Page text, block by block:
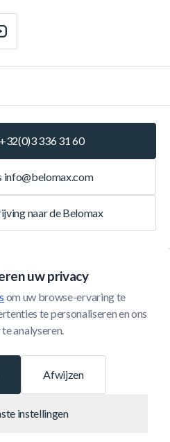
uw privacy
om uw browse-ervaring te
te personaliseren en ons
analyseren.
Afwijzen
instellingen
336 31 60
info@belomax.com
naar de Belomax